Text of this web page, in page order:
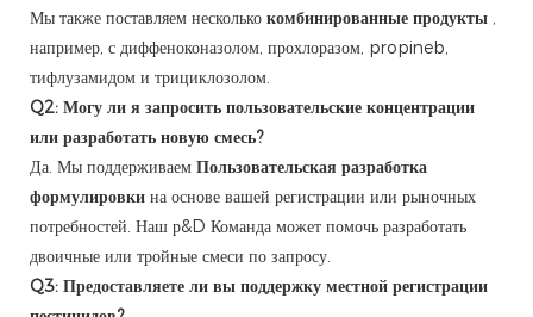
Мы также поставляем несколько комбинированные продукты ,
например, с диффеноконазолом, прохлоразом, propineb,
тифлузамидом и трициклозолом.
Q2: Могу ли я запросить пользовательские концентрации
или разработать новую смесь?
Да. Мы поддерживаем Пользовательская разработка
формулировки на основе вашей регистрации или рыночных
потребностей. Наш р&D Команда может помочь разработать
двоичные или тройные смеси по запросу.
Q3: Предоставляете ли вы поддержку местной регистрации